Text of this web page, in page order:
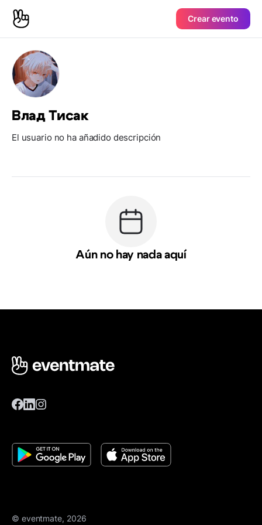
Crear evento
Влад Тисак
El usuario no ha añadido descripción
Aún no hay nada aquí
© eventmate, 2026